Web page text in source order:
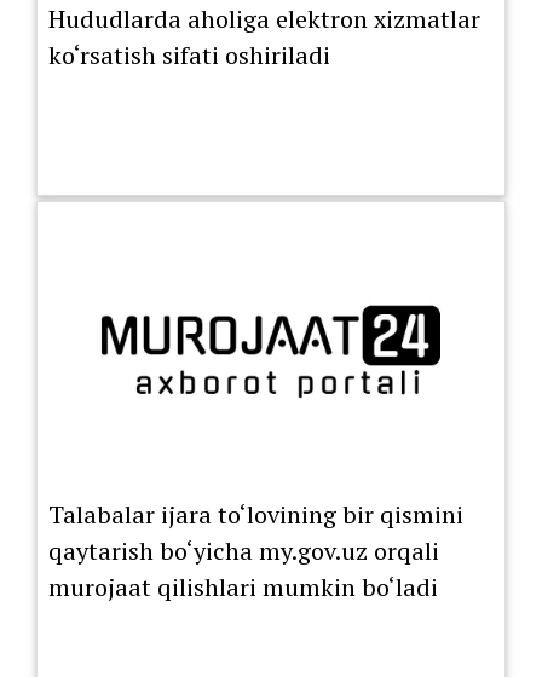
Hududlarda aholiga elektron xizmatlar
ko‘rsatish sifati oshiriladi
Talabalar ijara to‘lovining bir qismini
qaytarish bo‘yicha my.gov.uz orqali
murojaat qilishlari mumkin bo‘ladi